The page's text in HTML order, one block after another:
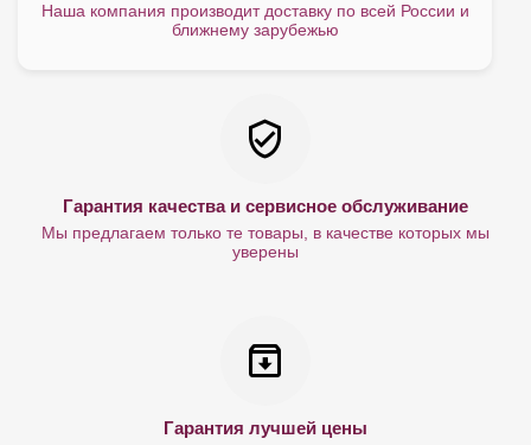
Наша компания производит доставку по всей России и
ближнему зарубежью
Гарантия качества и сервисное обслуживание
Мы предлагаем только те товары, в качестве которых мы
уверены
Гарантия лучшей цены